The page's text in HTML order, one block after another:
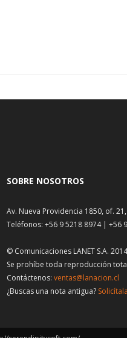
SOBRE NOSOTROS
Av. Nueva Providencia 1850, of.
Teléfonos: +56 9 5218 8974 | +56
© Comunicaciones LANET S.A. 2014
Se prohíbe toda reproducción
Contáctenos: ventas@lanacion.cl
¿Buscas una nota antigua?